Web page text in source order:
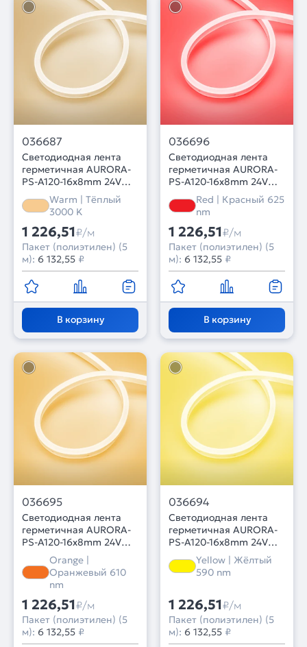
036687
Светодиодная лента
герметичная AURORA-
PS-A120-16x8mm 24V
Warm3000 (10 W/m,
IP65, 2835, 5m) (Arlight,
Силикон, 2 года)
Warm | Тёплый
3000 K
1 226,51₽/м
Пакет (полиэтилен) (5
м): 6 132,55 ₽
В корзину
036696
Светодиодная лента
герметичная AURORA-
PS-A120-16x8mm 24V
Red (10 W/m, IP65, 2835,
5m) (Arlight, Силикон, 2
Red | Красный 625
nm
1 226,51₽/м
Пакет (полиэтилен) (5
м): 6 132,55 ₽
В корзину
036695
Светодиодная лента
герметичная AURORA-
PS-A120-16x8mm 24V
Amber (10 W/m, IP65,
2835, 5m) (Arlight,
Силикон, 2 года)
Orange |
Оранжевый 610
nm
1 226,51₽/м
Пакет (полиэтилен) (5
м): 6 132,55 ₽
036694
Светодиодная лента
герметичная AURORA-
PS-A120-16x8mm 24V
Yellow (10 W/m, IP65,
2835, 5m) (Arlight,
Силикон, 2 года)
Yellow | Жёлтый
590 nm
1 226,51₽/м
Пакет (полиэтилен) (5
м): 6 132,55 ₽